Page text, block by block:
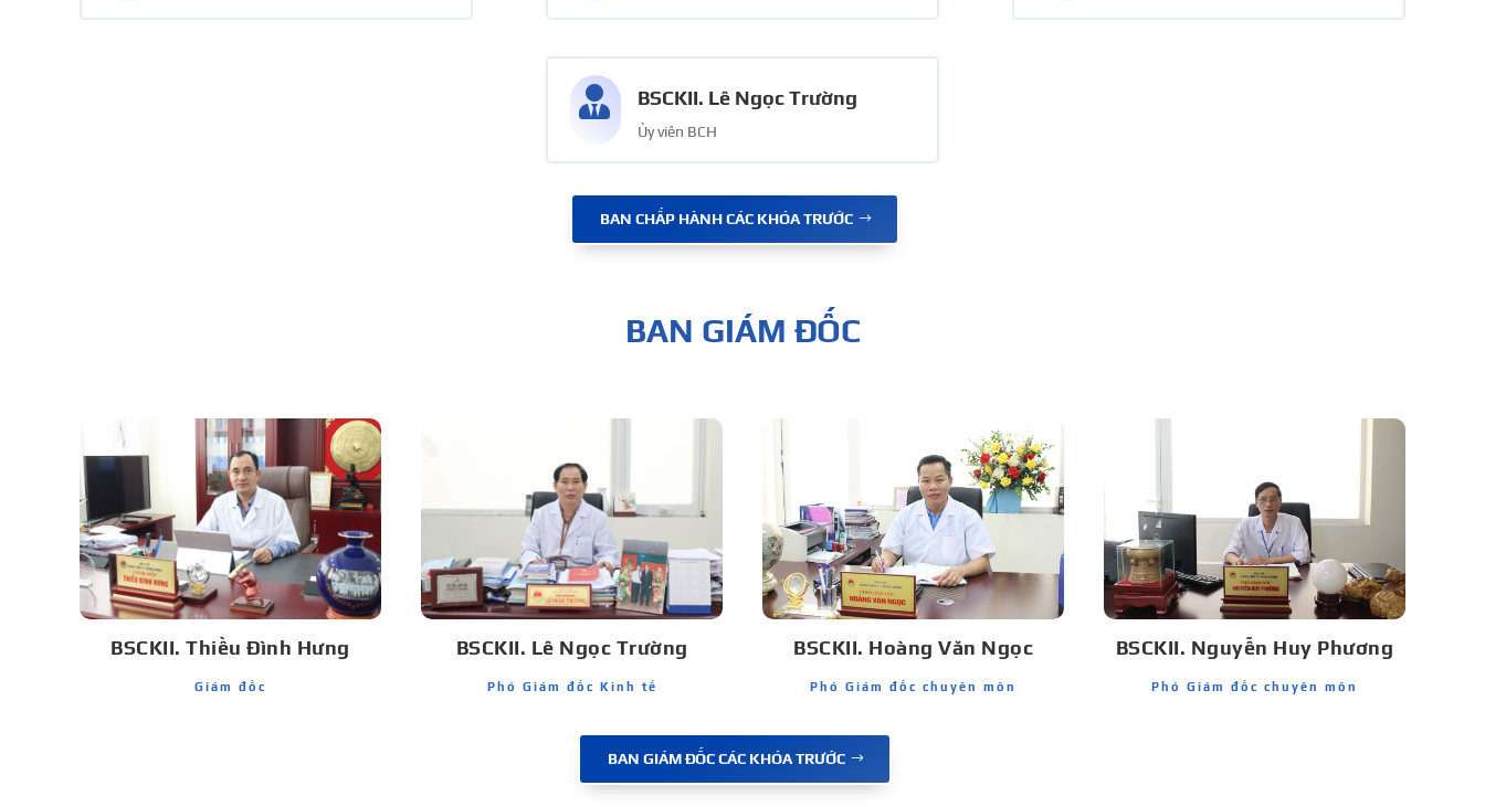
 BSCKII. Lê Ngọc Trường
Ủy viên BCH
BAN CHẤP HÀNH CÁC KHÓA TRƯỚC
BAN GIÁM ĐỐC
BSCKII. Thiều Đình Hưng
Giám đốc
BSCKII. Lê Ngọc Trường
Phó Giám đốc Kinh tế
BSCKII. Hoàng Văn Ngọc
Phó Giám đốc chuyên môn
BSCKII. Nguyễn Huy Phương
Phó Giám đốc chuyên môn
BAN GIÁM ĐỐC CÁC KHÓA TRƯỚC